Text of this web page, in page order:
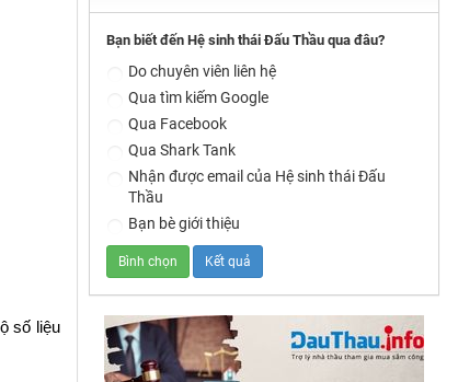
số liệu
Bạn biết đến Hệ sinh thái Đấu Thầu qua đâu?
Do chuyên viên liên hệ
Qua tìm kiếm Google
Qua Facebook
Qua Shark Tank
Nhận được email của Hệ sinh thái Đấu
Thầu
Bạn bè giới thiệu